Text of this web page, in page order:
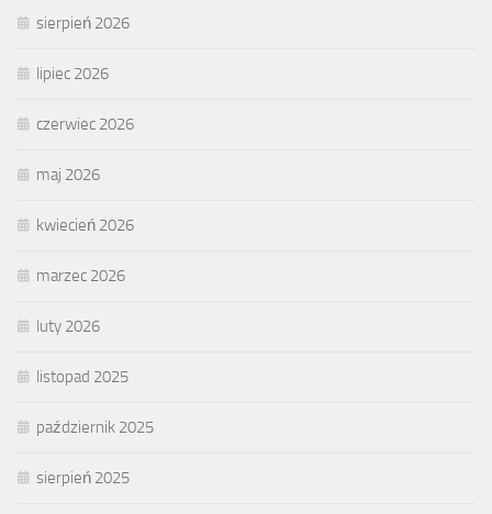
sierpień 2026
lipiec 2026
czerwiec 2026
maj 2026
kwiecień 2026
marzec 2026
luty 2026
listopad 2025
październik 2025
sierpień 2025